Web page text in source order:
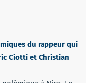
du rappeur qui
Ciotti et Christian